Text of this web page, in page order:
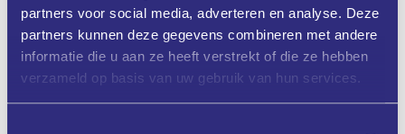
partners voor social media, adverteren en analyse. Deze
partners kunnen deze gegevens combineren met andere
informatie die u aan ze heeft verstrekt of die ze hebben
verzameld op basis van uw gebruik van hun services.
Programma
Aanmelden